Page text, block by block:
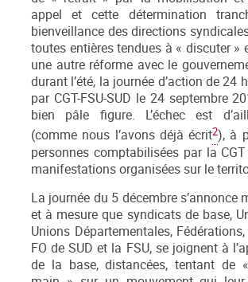
appel et cette détermination
bienveillance des directions
toutes entières tendues à « discuter »
une autre réforme avec le
durant l’été, la journée d’action de 24
par CGT-FSU-SUD le 24 septembre
bien pâle figure. L’échec est
(comme nous l’avons déjà écrit2), à
personnes comptabilisées par la
manifestations organisées sur le
La journée du 5 décembre s’annonce
et à mesure que syndicats de base,
Unions Départementales,
FO de SUD et la FSU, se joignent à
de la base, distancées, tentant de